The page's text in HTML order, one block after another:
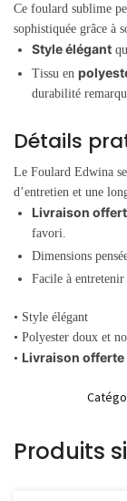
Ce foulard sublime
sophistiquée grâce à
Style élégant
Tissu en
durabilité
Détails
Le Foulard Edwina
d’entretien et une
Livraison
favori.
Dimensions
Facile à
• Style élégant
• Polyester doux et
• Livraison offerte
Produits